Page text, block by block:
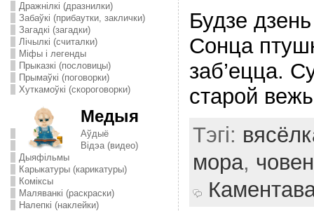
Дражнілкі (дразнилки)
Забаўкі (прибаутки, заклички)
Загадкі (загадки)
Лічылкі (считалки)
Міфы і легенды
Прыказкі (пословицы)
Прымаўкі (поговорки)
Хуткамоўкі (скороговорки)
Медыя
Аўдыё
Відэа (видео)
Дыяфільмы
Карыкатуры (карикатуры)
Комiксы
Маляванкі (раскраски)
Налепкі (наклейки)
Будзе
Сонца
заб’ецца.
старой
Тэгі:
мора, човен